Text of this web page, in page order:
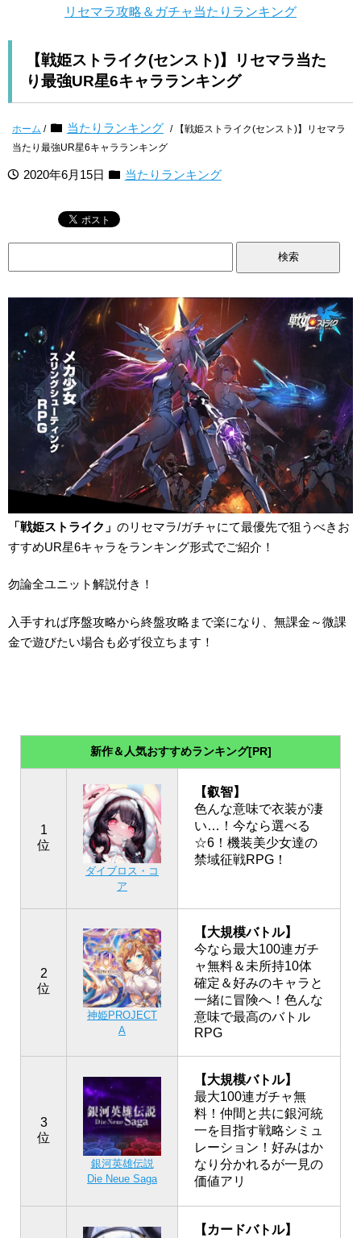
リセマラ攻略＆ガチャ当たりランキング
【戦姫ストライク(センスト)】リセマラ当た
り最強UR星6キャラランキング
ホーム / 当たりランキング / 【戦姫ストライク(センスト)】リセマラ
当たり最強UR星6キャラランキング
2020年6月15日 当たりランキング
「戦姫ストライク」 のリセマラ/ガチャにて最優先で狙うべきお
すすめUR星6キャラをランキング形式でご紹介！
勿論全ユニット解説付き！
入手すれば序盤攻略から終盤攻略まで楽になり、無課金～微課
金で遊びたい場合も必ず役立ちます！
新作＆人気おすすめランキング[PR]
1
位
ダイブロス・コ
ア
【叡智】
色んな意味で衣装が凄
い…！今なら選べる
☆6！機装美少女達の
禁域征戦RPG！
2
位
神姫PROJECT
A
【大規模バトル】
今なら最大100連ガチ
ャ無料＆未所持10体
確定＆好みのキャラと
一緒に冒険へ！色んな
意味で最高のバトル
RPG
3
位
銀河英雄伝説
Die Neue Saga
【大規模バトル】
最大100連ガチャ無
料！仲間と共に銀河統
一を目指す戦略シミュ
レーション！好みはか
なり分かれるが一見の
価値アリ
【カードバトル】